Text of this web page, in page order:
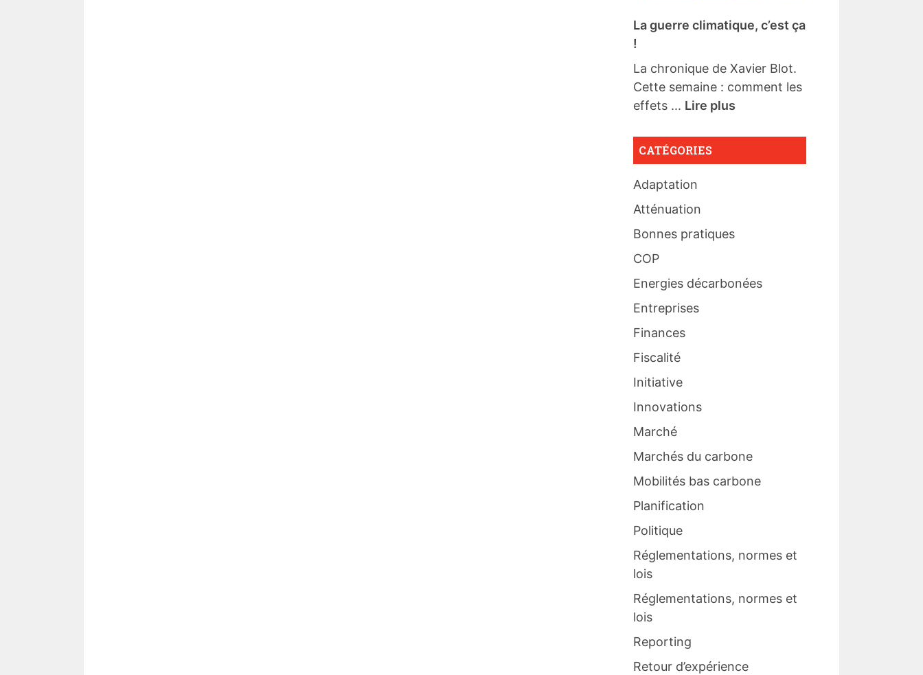
La guerre climatique, c’est ça
!
La chronique de Xavier Blot.
Cette semaine : comment les
effets ... Lire plus
CATÉGORIES
Adaptation
Atténuation
Bonnes pratiques
COP
Energies décarbonées
Entreprises
Finances
Fiscalité
Initiative
Innovations
Marché
Marchés du carbone
Mobilités bas carbone
Planification
Politique
Réglementations, normes et
lois
Réglementations, normes et
lois
Reporting
Retour d’expérience